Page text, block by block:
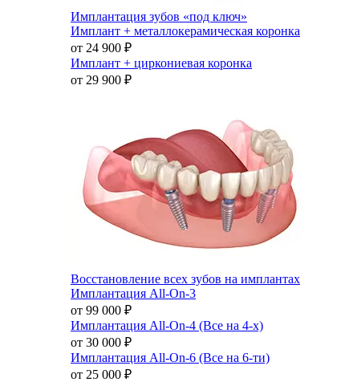
Имплантация зубов «под ключ»
Имплант + металлокерамическая коронка
от 24 900 ₽
Имплант + циркониевая коронка
от 29 900 ₽
Восстановление всех зубов на имплантах
Имплантация All-On-3
от 99 000 ₽
Имплантация All-On-4 (Все на 4-х)
от 30 000 ₽
Имплантация All-On-6 (Все на 6-ти)
от 25 000 ₽